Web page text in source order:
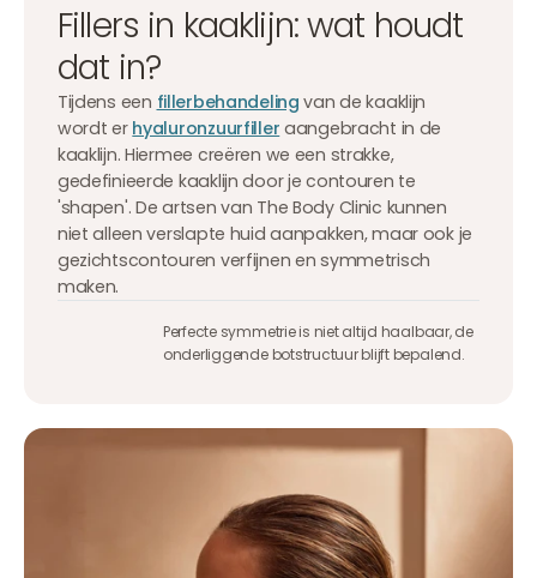
Fillers in kaaklijn: wat houdt
dat in?
Tijdens een fillerbehandeling van de kaaklijn
wordt er hyaluronzuurfiller aangebracht in de
kaaklijn. Hiermee creëren we een strakke,
gedefinieerde kaaklijn door je contouren te
'shapen'. De artsen van The Body Clinic kunnen
niet alleen verslapte huid aanpakken, maar ook je
gezichtscontouren verfijnen en symmetrisch
maken.
Perfecte symmetrie is niet altijd haalbaar, de
onderliggende botstructuur blijft bepalend.